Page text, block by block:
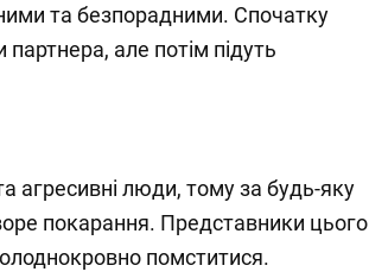
та безпорадними. Спочатку
але потім підуть
агресивні люди, тому за будь-яку
покарання. Представники цього
помститися.